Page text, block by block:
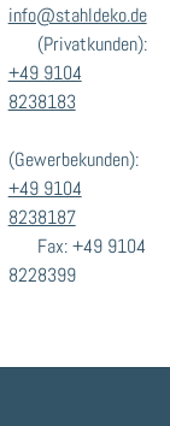
info@stahldeko.de
(Privatkunden):
+49 9104
8238183
(Gewerbekunden):
+49 9104
8238187
Fax: +49 9104
8228399